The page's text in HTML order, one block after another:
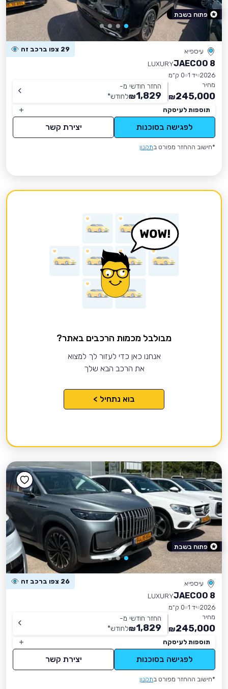
עיספיא 29 צפו ברכב זה
JAECOO 8
LUXURY
2026 יד 1
0 ק״מ
מחיר
245,000
₪
החזר חודשי מ-
1,829
₪לחודש*
תוספות לעיסקה
לפגישה בסוכנות יצירת קשר
*חישוב ההחזר מפורט בתקנון
פתוח בשבת
מבולבל מכמות הרכבים באתר?
אנחנו כאן כדי לעזור לך למצוא
את הרכב הבא שלך
בוא נתחיל >
עיספיא 26 צפו ברכב זה
JAECOO 8
LUXURY
2026 יד 1
0 ק״מ
מחיר
245,000
₪
החזר חודשי מ-
1,829
₪לחודש*
תוספות לעיסקה
לפגישה בסוכנות יצירת קשר
*חישוב ההחזר מפורט בתקנון
פתוח בשבת